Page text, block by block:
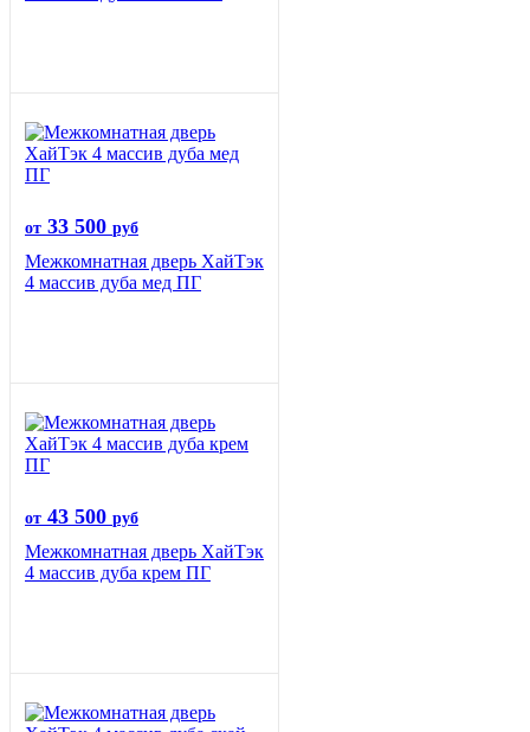
от 33 500 руб
Межкомнатная дверь ХайТэк
4 массив дуба мед ПГ
от 43 500 руб
Межкомнатная дверь ХайТэк
4 массив дуба крем ПГ